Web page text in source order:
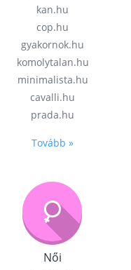
kan.hu
cop.hu
gyakornok.hu
komolytalan.hu
minimalista.hu
cavalli.hu
prada.hu
Tovább »
Női